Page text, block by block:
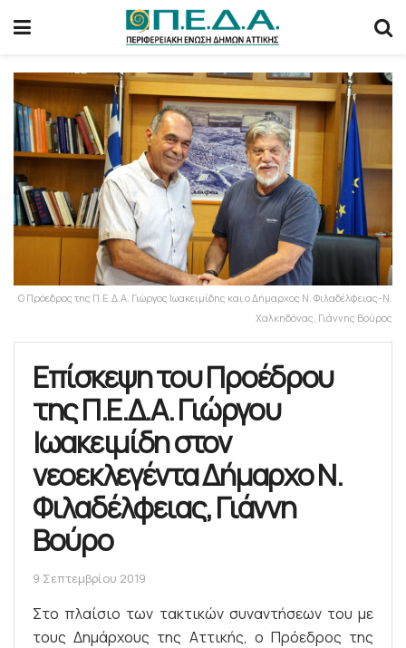
Ο Πρόεδρος της Π.Ε.Δ.Α. Γιώργος Ιωακειμίδης και ο Δήμαρχος Ν. Φιλαδέλφειας-Ν.
Χαλκηδόνας, Γιάννης Βούρος
Επίσκεψη του Προέδρου
της Π.Ε.Δ.Α. Γιώργου
Ιωακειμίδη στον
νεοεκλεγέντα Δήμαρχο Ν.
Φιλαδέλφειας, Γιάννη
Βούρο
9 Σεπτεμβρίου 2019
Στο πλαίσιο των τακτικών συναντήσεων του με
τους Δημάρχους της Αττικής, ο Πρόεδρος της